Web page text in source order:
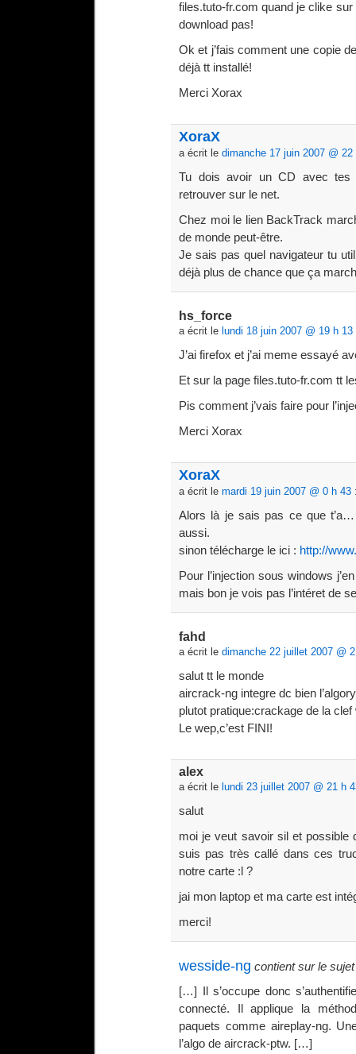
files.tuto-fr.com quand je clike
download pas!
Ok et j’fais comment une copie
déjà tt installé!
Merci Xorax
XoraX
a écrit le dimanche 17 juin 2007 @ 22
Tu dois avoir un CD avec tes
retrouver sur le net.
Chez moi le lien BackTrack
de monde peut-être.
Je sais pas quel navigateur tu
déjà plus de chance que ça
hs_force
a écrit le lundi 18 juin 2007 @ 19 h 13
J’ai firefox et j’ai meme essayé
Et sur la page files.tuto-fr.com tt
Pis comment j’vais faire pour
Merci Xorax
XoraX
a écrit le mardi 19 juin 2007 @ 0 h 43
Alors là je sais pas ce que
aussi.
sinon télécharge le ici : http://
Pour l’injection sous windows
mais bon je vois pas l’intéret de
fahd
a écrit le dimanche 22 juillet 2007 @
salut tt le monde
aircrack-ng integre dc bien
plutot pratique:crackage de la
Le wep,c’est FINI!
alex
a écrit le lundi 23 juillet 2007 @ 21 h
salut
moi je veut savoir sil et
suis pas très callé dans ces
notre carte :l ?
jai mon laptop et ma carte est
merci!
wesside-ng contient sur le sujet
[…] Il s’occupe donc
connecté. Il applique la
paquets comme aireplay-ng.
l’algo de aircrack-ptw. […]